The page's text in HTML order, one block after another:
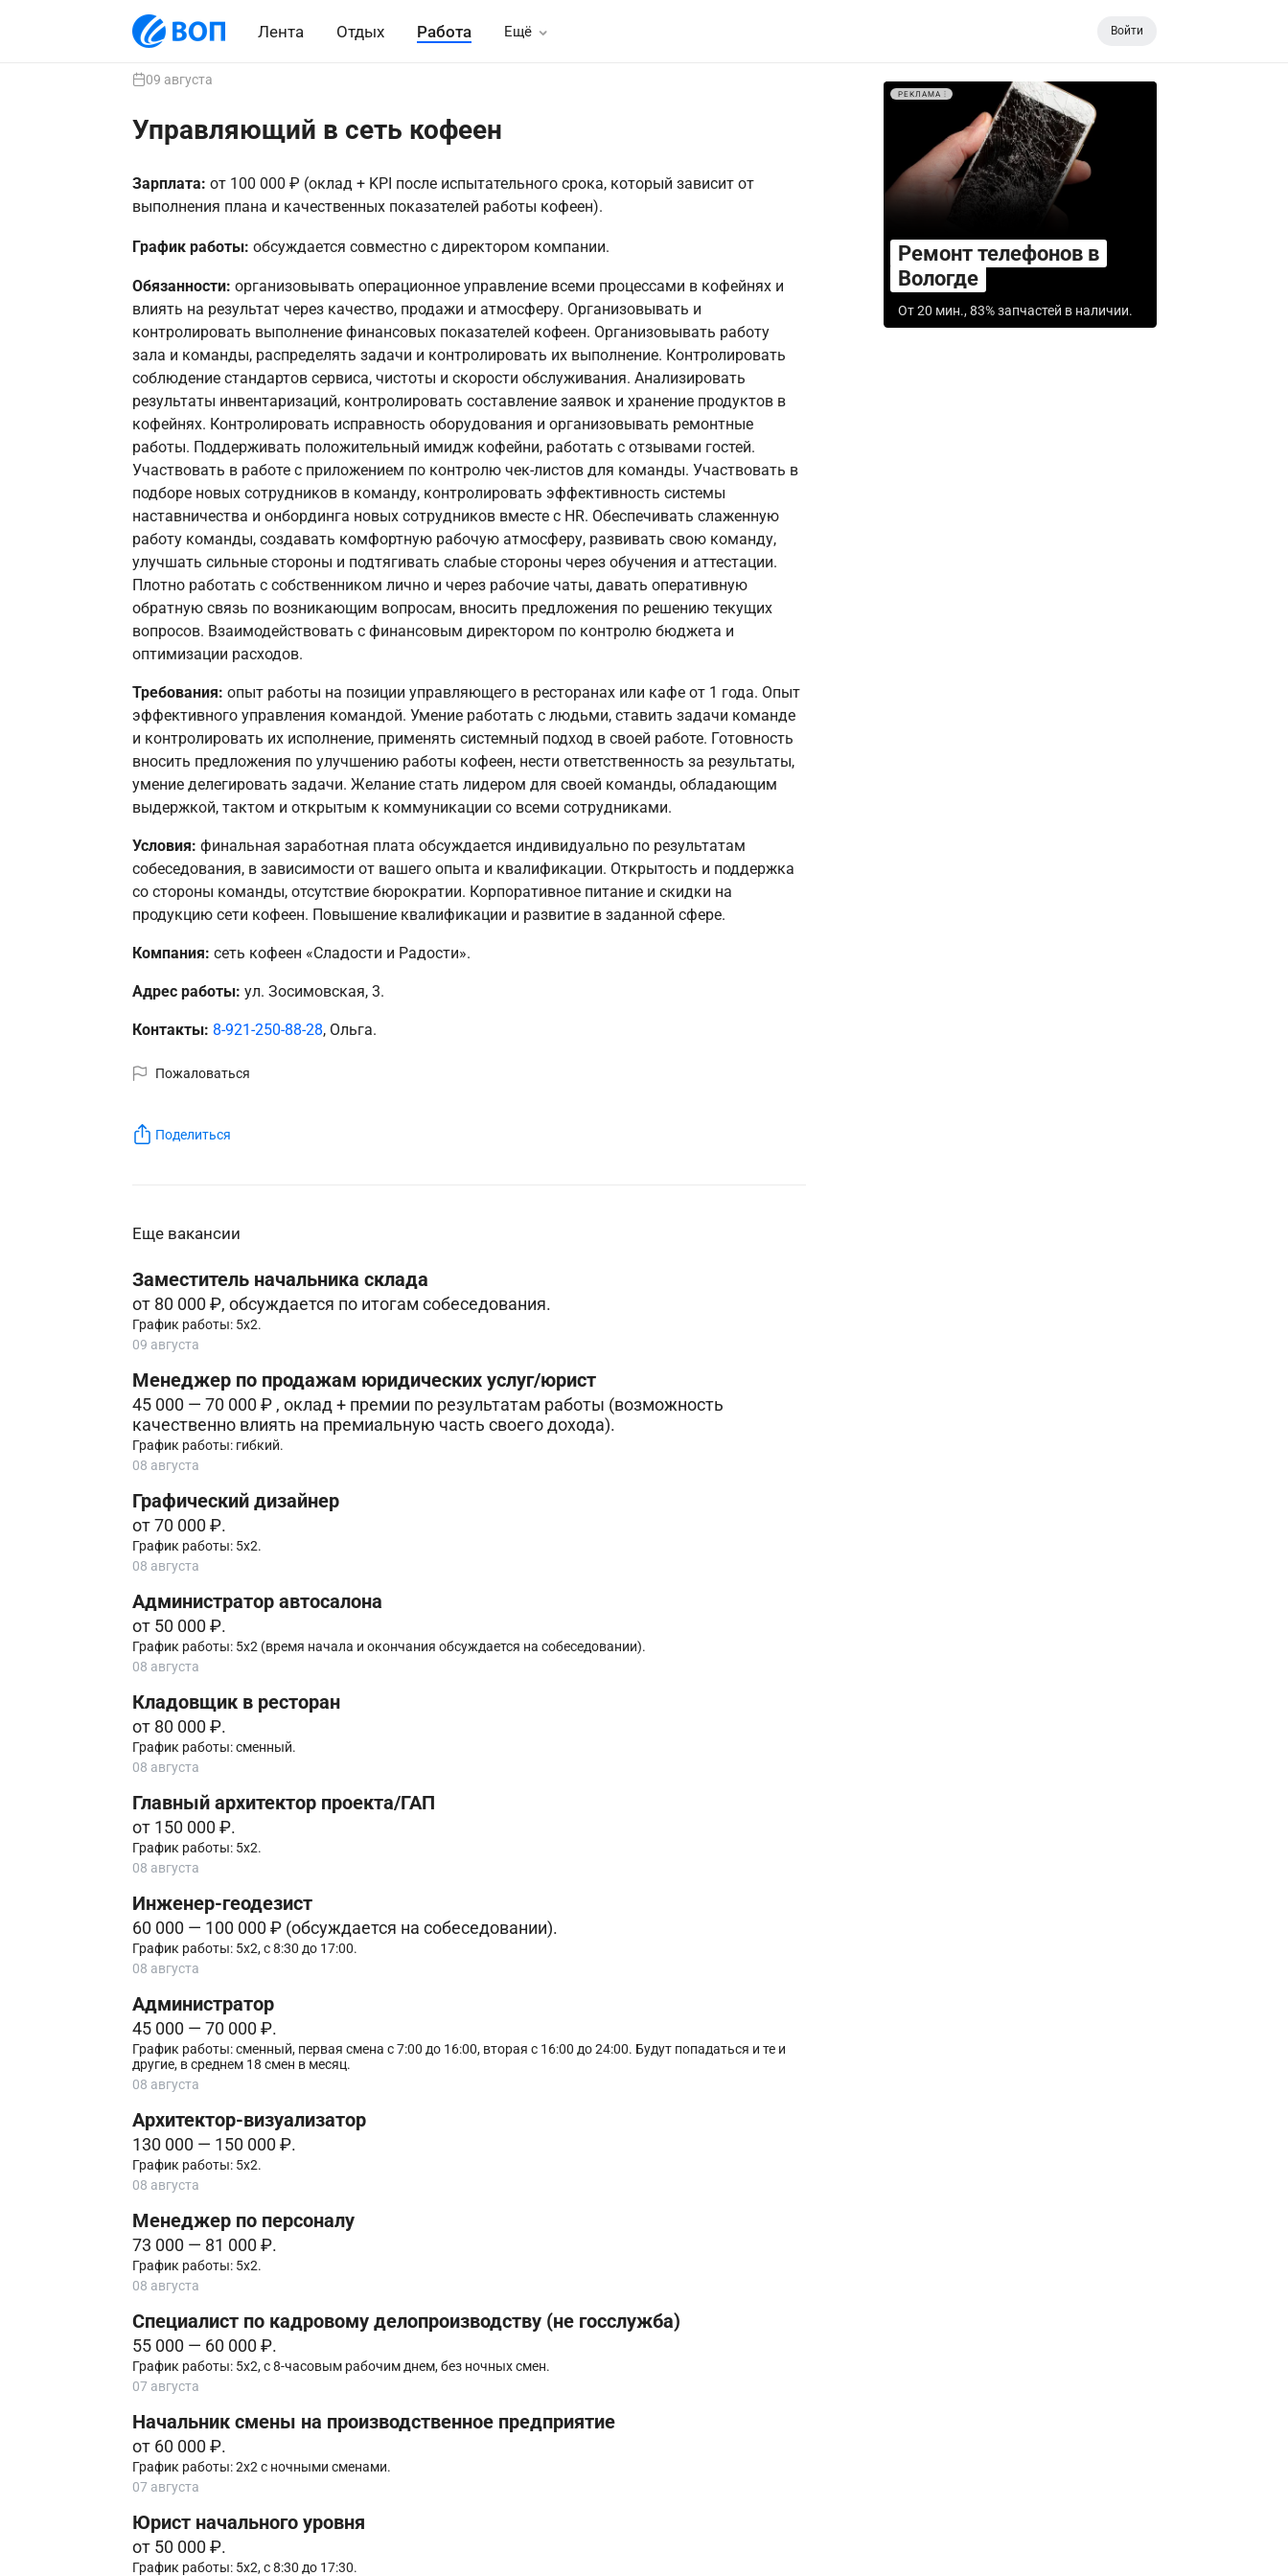
Лента Отдых Работа Ещё Войти
09 августа
Управляющий в сеть кофеен
Зарплата: от 100 000 ₽ (оклад + KPI после испытательного срока, который зависит от
выполнения плана и качественных показателей работы кофеен).
График работы: обсуждается совместно с директором компании.
Обязанности: организовывать операционное управление всеми процессами в кофейнях и
влиять на результат через качество, продажи и атмосферу. Организовывать и
контролировать выполнение финансовых показателей кофеен. Организовывать работу
зала и команды, распределять задачи и контролировать их выполнение. Контролировать
соблюдение стандартов сервиса, чистоты и скорости обслуживания. Анализировать
результаты инвентаризаций, контролировать составление заявок и хранение продуктов в
кофейнях. Контролировать исправность оборудования и организовывать ремонтные
работы. Поддерживать положительный имидж кофейни, работать с отзывами гостей.
Участвовать в работе с приложением по контролю чек-листов для команды. Участвовать в
подборе новых сотрудников в команду, контролировать эффективность системы
наставничества и онбординга новых сотрудников вместе с HR. Обеспечивать слаженную
работу команды, создавать комфортную рабочую атмосферу, развивать свою команду,
улучшать сильные стороны и подтягивать слабые стороны через обучения и аттестации.
Плотно работать с собственником лично и через рабочие чаты, давать оперативную
обратную связь по возникающим вопросам, вносить предложения по решению текущих
вопросов. Взаимодействовать с финансовым директором по контролю бюджета и
оптимизации расходов.
Требования: опыт работы на позиции управляющего в ресторанах или кафе от 1 года. Опыт
эффективного управления командой. Умение работать с людьми, ставить задачи команде
и контролировать их исполнение, применять системный подход в своей работе. Готовность
вносить предложения по улучшению работы кофеен, нести ответственность за результаты,
умение делегировать задачи. Желание стать лидером для своей команды, обладающим
выдержкой, тактом и открытым к коммуникации со всеми сотрудниками.
Условия: финальная заработная плата обсуждается индивидуально по результатам
собеседования, в зависимости от вашего опыта и квалификации. Открытость и поддержка
со стороны команды, отсутствие бюрократии. Корпоративное питание и скидки на
продукцию сети кофеен. Повышение квалификации и развитие в заданной сфере.
Компания: сеть кофеен «Сладости и Радости».
Адрес работы: ул. Зосимовская, 3.
Контакты: 8-921-250-88-28, Ольга.
Пожаловаться
Поделиться
РЕКЛАМА
Ремонт телефонов в
Вологде
От 20 мин., 83% запчастей в наличии.
Еще вакансии
Заместитель начальника склада
от 80 000 ₽, обсуждается по итогам собеседования.
График работы: 5х2.
09 августа
Менеджер по продажам юридических услуг/юрист
45 000 — 70 000 ₽ , оклад + премии по результатам работы (возможность
качественно влиять на премиальную часть своего дохода).
График работы: гибкий.
08 августа
Графический дизайнер
от 70 000 ₽.
График работы: 5х2.
08 августа
Администратор автосалона
от 50 000 ₽.
График работы: 5х2 (время начала и окончания обсуждается на собеседовании).
08 августа
Кладовщик в ресторан
от 80 000 ₽.
График работы: сменный.
08 августа
Главный архитектор проекта/ГАП
от 150 000 ₽.
График работы: 5х2.
08 августа
Инженер-геодезист
60 000 — 100 000 ₽ (обсуждается на собеседовании).
График работы: 5х2, с 8:30 до 17:00.
08 августа
Администратор
45 000 — 70 000 ₽.
График работы: сменный, первая смена с 7:00 до 16:00, вторая с 16:00 до 24:00. Будут попадаться и те и
другие, в среднем 18 смен в месяц.
08 августа
Архитектор-визуализатор
130 000 — 150 000 ₽.
График работы: 5х2.
08 августа
Менеджер по персоналу
73 000 — 81 000 ₽.
График работы: 5х2.
08 августа
Специалист по кадровому делопроизводству (не госслужба)
55 000 — 60 000 ₽.
График работы: 5х2, с 8-часовым рабочим днем, без ночных смен.
07 августа
Начальник смены на производственное предприятие
от 60 000 ₽.
График работы: 2х2 с ночными сменами.
07 августа
Юрист начального уровня
от 50 000 ₽.
График работы: 5х2, с 8:30 до 17:30.